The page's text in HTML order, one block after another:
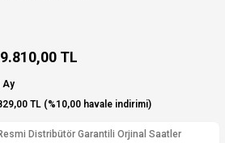
9.810,00 TL
Ay
TL (%10,00 havale indirimi)
Distribütör Garantili Orjinal Saatler